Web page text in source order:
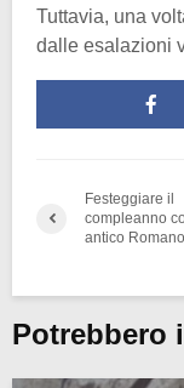
Tuttavia, una
dalle esalazioni
Festeggiare il
compleanno
antico Romano
Potrebbero